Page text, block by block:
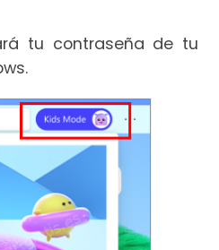
tu contraseña de tu